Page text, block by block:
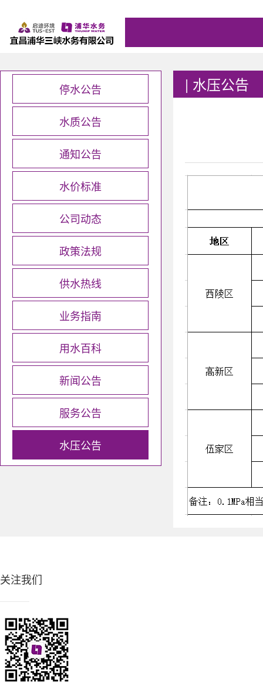
停水公告
水质公告
通知公告
水价标准
公司动态
政策法规
供水热线
业务指南
用水百科
新闻公告
服务公告
水压公告
| 水压公告
关注我们